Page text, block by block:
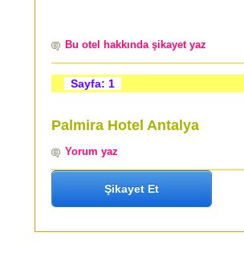
Bu otel hakkında şikayet yaz
Sayfa: 1
Palmira Hotel Antalya
Yorum yaz
Şikayet Et